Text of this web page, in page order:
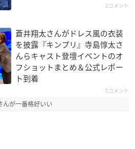
2コメント
蒼井翔太さんがドレス風の衣装
を披露『キンプリ』寺島惇太さ
んらキャスト登壇イベントのオ
フショットまとめ＆公式レポー
ト到着
5コメント
んが一番格好いい